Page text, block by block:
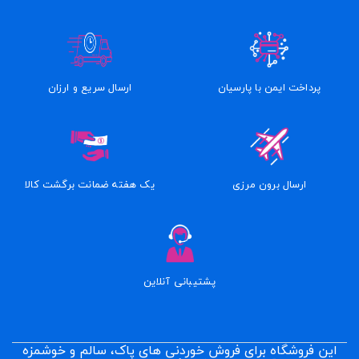
پرداخت ایمن با پارسیان ارسال سریع و ارزان
ارسال برون مرزی یک هفته ضمانت برگشت کالا
پشتیبانی آنلاین
این فروشگاه برای فروش خوردنی های پاک، سالم و خوشمزه